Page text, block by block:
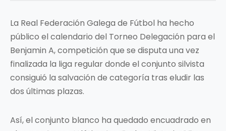
La Real Federación Galega de Fútbol ha hecho
público el calendario del Torneo Delegación para el
Benjamin A, competición que se disputa una vez
finalizada la liga regular donde el conjunto silvista
consiguió la salvación de categoría tras eludir las
dos últimas plazas.
Así, el conjunto blanco ha quedado encuadrado en